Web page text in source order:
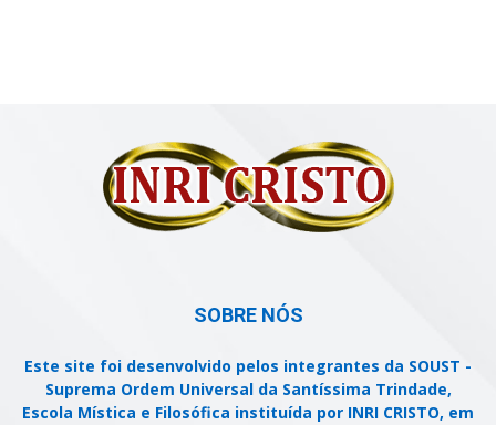
SOBRE NÓS
Este site foi desenvolvido pelos integrantes da SOUST -
Suprema Ordem Universal da Santíssima Trindade,
Escola Mística e Filosófica instituída por INRI CRISTO, em